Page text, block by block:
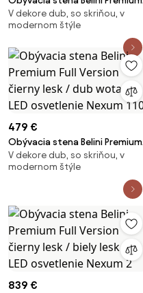
Full Version dub wotan / čierny
lesk + LED osvetlenie Nexum 108
V dekore dub, so skriňou, v
modernom štýle
479 €
Obývacia stena Belini Premium
Full Version čierny lesk / dub
wotan + LED osvetlenie Nexum
V dekore dub, so skriňou, v
modernom štýle
839 €